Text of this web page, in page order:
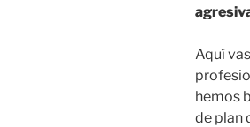
Aquí
hemos
de plan